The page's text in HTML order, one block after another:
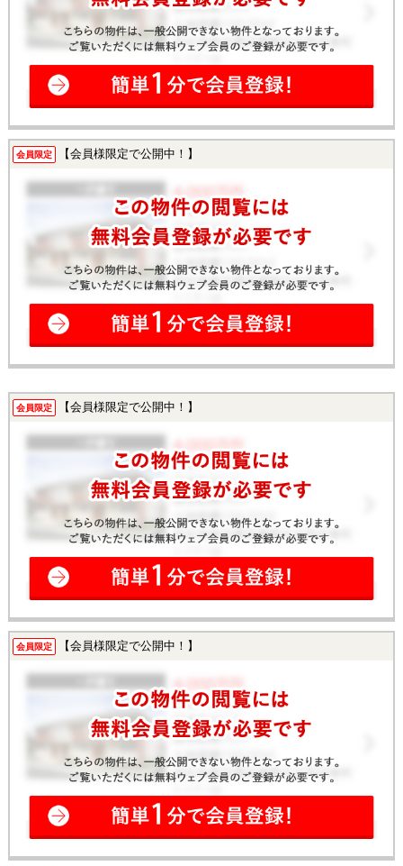
会員限定 【会員様限定で公開中！】
会員限定 【会員様限定で公開中！】
会員限定 【会員様限定で公開中！】